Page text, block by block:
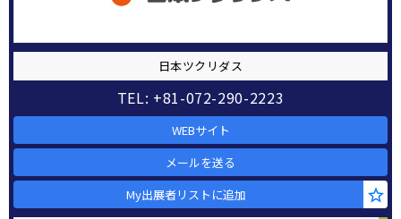
日本ツクリダス
TEL: +81-072-290-2223
WEBサイト
メールを送る
My出展者リストに追加